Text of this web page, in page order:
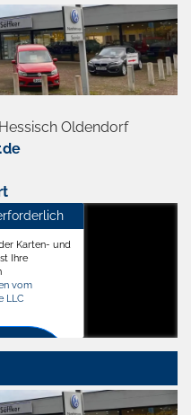
Oldendorf
Karten- und
Ihre
vom
LLC